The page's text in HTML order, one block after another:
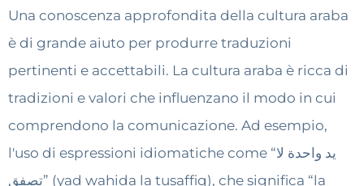
Una conoscenza approfondita della cultura araba
è di grande aiuto per produrre traduzioni
pertinenti e accettabili. La cultura araba è ricca di
tradizioni e valori che influenzano il modo in cui
comprendono la comunicazione. Ad esempio,
l'uso di espressioni idiomatiche come “يد واحدة لا
تصفق” (yad wahida la tusaffiq), che significa “la